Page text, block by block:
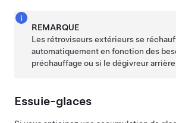
REMARQUE
Les rétroviseurs extérieurs se
automatiquement en fonction des
préchauffage ou si le dégivreur
Essuie-glaces